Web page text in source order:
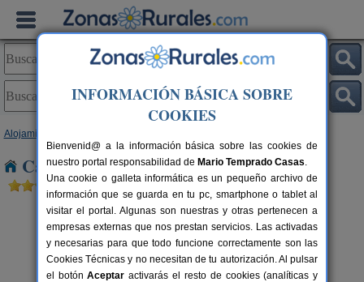
Alojamientos
Casas Rurales cerca de Espadamala
INFORMACIÓN BÁSICA SOBRE
COOKIES
Bienvenid@ a la información básica sobre las cookies de
nuestro portal responsabilidad de Mario Temprado Casas.
Una cookie o galleta informática es un pequeño archivo de
información que se guarda en tu pc, smartphone o tablet al
visitar el portal. Algunas son nuestras y otras pertenecen a
empresas externas que nos prestan servicios. Las activadas
y necesarias para que todo funcione correctamente son las
Cookies Técnicas y no necesitan de tu autorización. Al pulsar
el botónAceptar activarás el resto de cookies (analíticas y